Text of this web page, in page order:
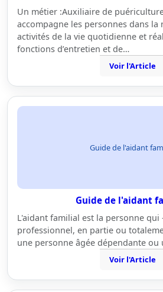
Un métier :Auxiliaire de
accompagne les personnes dans la
activités de la vie quotidienne et
fonctions d’entretien et de…
Voir l'Article
Guide de l'aidant
Guide de l'aidant
L'aidant familial est la personne qui
professionnel, en partie ou
une personne âgée dépendante
Voir l'Article